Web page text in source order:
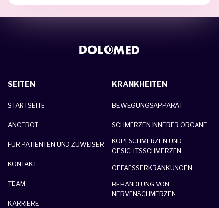
SEITEN
STARTSEITE
ANGEBOT
FÜR PATIENTEN UND ZUWEISER
KONTAKT
TEAM
KARRIERE
KRANKHEITEN
BEWEGUNGSAPPARAT
SCHMERZEN INNERER ORGANE
KOPFSCHMERZEN UND
GESICHTSSCHMERZEN
GEFAESSERKRANKUNGEN
BEHANDLUNG VON
NERVENSCHMERZEN